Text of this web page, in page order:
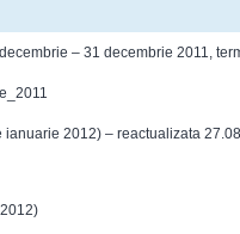
– 31 decembrie 2011,
2012) – reactualizata